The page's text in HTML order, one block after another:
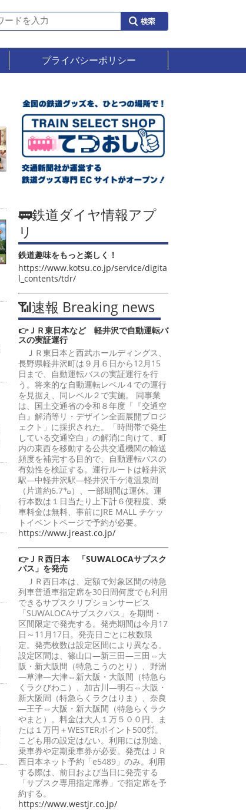
プライバシーポリシー
🚃鉄道ダイヤ情報アプ
リ
鉄道趣味をもっと楽しく！
https://www.kotsu.co.jp/service/digita
l_contents/tdr/
📶速報 Breaking news
👉ＪＲ東日本など 軽井沢で自動運転バ
スの実証運行
ＪＲ東日本と西武ホールディングス、
長野県軽井沢町は９月６日から12月15
日まで、自動運転バスの実証運行を行
う。将来的な自動運転レベル４での運行
を見据え、同レベル２で実施。 同事業
は、国土交通省の令和８年度「『交通空
白』解消等リ・デザイン全面展開プロジ
ェクト」に採択された。「時間帯で発生
している交通空白」の解消に向けて、町
内の東西を移動する公共交通機関の輸送
頻度を補完する目的で、自動運転バスの
有効性を検証する。運行ルートは軽井沢
駅―中軽井沢駅―軽井沢千ケ滝温泉間
（片道約6.7㌔）、一部期間は運休。運
行本数は１日当たり上下計６便程度、乗
車料金は無料、事前にJRE MALL チケッ
トイベントページで予約が必要。
https://www.jreast.co.jp/
👉ＪＲ西日本 「SUWALOCAサブスク
パス」を発売
ＪＲ西日本は、定額で対象区間の特急
列車普通車指定席を30日間何度でも利用
できるサブスクリプションサービス
「SUWALOCAサブスクパス」を期間・
区間限定で発売する。発売期間は今月17
日～11月17日。発売日ごとに枚数限
定。発売枚数は設定区間により異なる。
設定区間は、篠山口―新三田―三田⇔大
阪・新大阪間（特急こうのとり）、野洲
―草津―大津⇔新大阪・大阪間（特急ら
くラクびわこ）、加古川―明石⇔大阪・
新大阪間（特急らくラクはりま）、奈良
―王子⇔大阪・新大阪間（特急らくラク
やまと）。料金は大人１万５００円、ま
たは１万円＋WESTERポイント500㌽。
こども用の設定はない。利用には別途、
乗車券や定期乗車券が必要。発売はＪＲ
西日本ネット予約「e5489」のみ。利用
する際は、前日および当日に発売する
「サブスク専用指定席券」で指定席を予
約する。
https://www.westjr.co.jp/